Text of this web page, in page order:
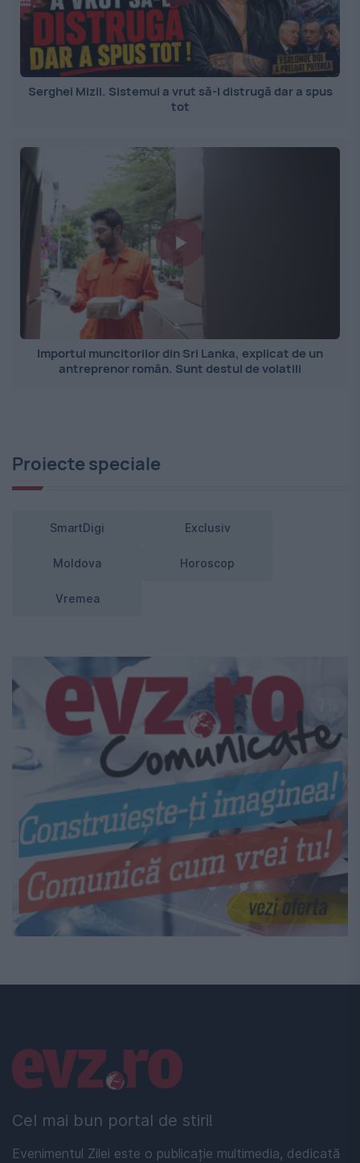
Serghei Mizil. Sistemul a vrut să-l distrugă dar a spus
tot
Importul muncitorilor din Sri Lanka, explicat de un
antreprenor român. Sunt destul de volatili
Proiecte speciale
SmartDigi Exclusiv
Moldova Horoscop
Vremea
Cel mai bun portal de stiri!
Evenimentul Zilei este o publicație multimedia, dedicată
Linkuri utile